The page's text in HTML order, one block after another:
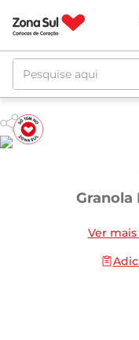
Pesquise aqui
Granola
Ver